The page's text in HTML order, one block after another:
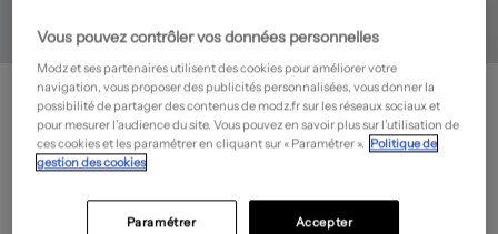
I.ODENA
Gilet manches longues - Fermeture boutonnée sur le devant- Outlet
42,50€
Prix boutique : 85,00€
Guide des tailles
Vous pouvez contrôler vos données personnelles
Modz et ses partenaires utilisent des cookies pour améliorer votre
navigation, vous proposer des publicités personnalisées, vous donner la
possibilité de partager des contenus de modz.fr sur les réseaux sociaux et
pour mesurer l’audience du site. Vous pouvez en savoir plus sur l’utilisation de
ces cookies et les paramétrer en cliquant sur « Paramétrer ». Politique de
gestion des cookies
Accepter
Paramétrer